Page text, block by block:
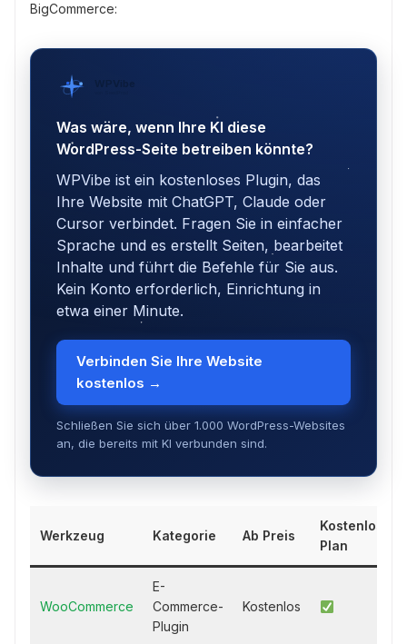
BigCommerce:
WPVibe
Was wäre, wenn Ihre KI diese
WordPress-Seite betreiben könnte?
WPVibe ist ein kostenloses Plugin, das
Ihre Website mit ChatGPT, Claude oder
Cursor verbindet. Fragen Sie in einfacher
Sprache und es erstellt Seiten, bearbeitet
Inhalte und führt die Befehle für Sie aus.
Kein Konto erforderlich, Einrichtung in
etwa einer Minute.
Verbinden Sie Ihre Website
kostenlos →
Schließen Sie sich über 1.000 WordPress-Websites
an, die bereits mit KI verbunden sind.
Werkzeug Kategorie Ab Preis
Kostenloser
Plan
WooCommerce
E-
Commerce-
Plugin
Kostenlos